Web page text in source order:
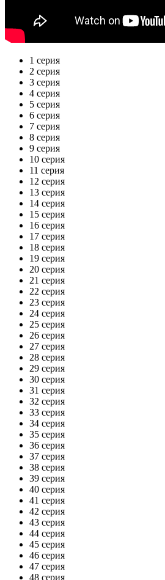
1 серия
2 серия
3 серия
4 серия
5 серия
6 серия
7 серия
8 серия
9 серия
10 серия
11 серия
12 серия
13 серия
14 серия
15 серия
16 серия
17 серия
18 серия
19 серия
20 серия
21 серия
22 серия
23 серия
24 серия
25 серия
26 серия
27 серия
28 серия
29 серия
30 серия
31 серия
32 серия
33 серия
34 серия
35 серия
36 серия
37 серия
38 серия
39 серия
40 серия
41 серия
42 серия
43 серия
44 серия
45 серия
46 серия
47 серия
48 серия